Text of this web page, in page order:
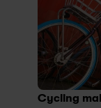
Cycling